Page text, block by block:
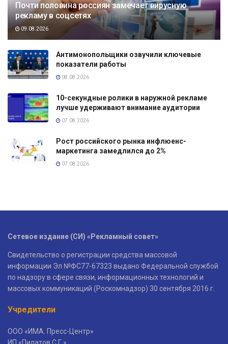
Почти половина россиян замечает вирусную
рекламу в соцсетях
09.08.2026
Антимонопольщики озвучили ключевые
показатели работы
08.08.2026
10-секундные ролики в наружной рекламе
лучше удерживают внимание аудитории
07.08.2026
Рост российского рынка инфлюенс-
маркетинга замедлился до 2%
07.08.2026
Сетевое издание (СИ) «Рекламный совет»
Свидетельство о регистрации средства массовой
информации Эл №ФС77-67323 выдано Федеральной службой
по надзору в сфере связи, информационных технологий и
массовых коммуникаций (Роскомнадзор) 30 сентября 2016 г.
Учредители
ООО «ИМА. Пресс-Центр»